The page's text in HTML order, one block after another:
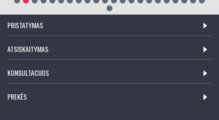
PRISTATYMAS
ATSISKAITYMAS
KONSULTACIJOS
PREKĖS